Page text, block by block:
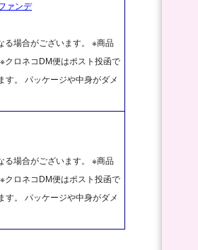
ァンデ
る場合がございます。 ※商品
クロネコDM便はポスト投函で
す。 パッケージや中身がダメ
る場合がございます。 ※商品
クロネコDM便はポスト投函で
す。 パッケージや中身がダメ